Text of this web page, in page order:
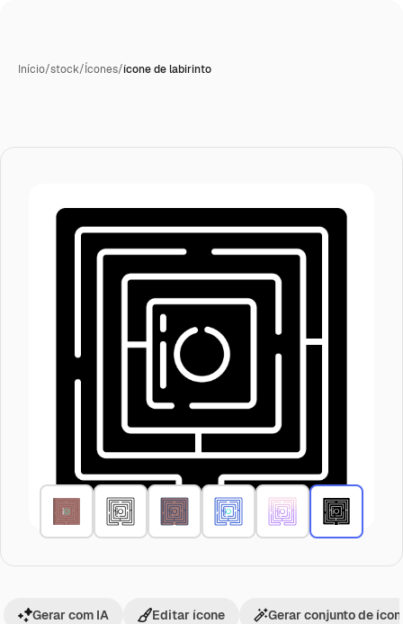
Início/stock/Ícones/ícone de labirinto
Gerar com IA Editar ícone Gerar conjunto de